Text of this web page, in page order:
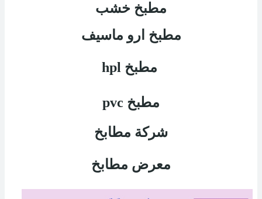
مطبخ خشب
مطبخ ارو ماسيف
مطبخ hpl
مطبخ pvc
شركة مطابخ
معرض مطابخ